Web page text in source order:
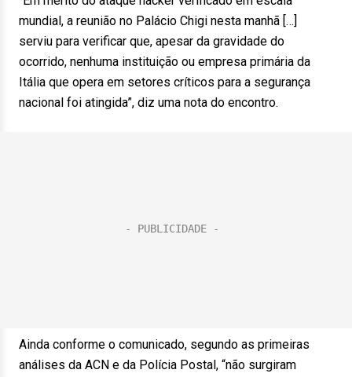
mundial, a reunião no Palácio Chigi nesta manhã […]
serviu para verificar que, apesar da gravidade do
ocorrido, nenhuma instituição ou empresa primária da
Itália que opera em setores críticos para a segurança
nacional foi atingida”, diz uma nota do encontro.
Ainda conforme o comunicado, segundo as primeiras
análises da ACN e da Polícia Postal, “não surgiram